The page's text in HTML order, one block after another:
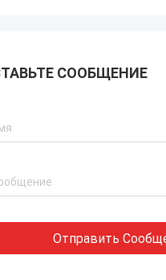
СООБЩЕНИЕ
Отправить